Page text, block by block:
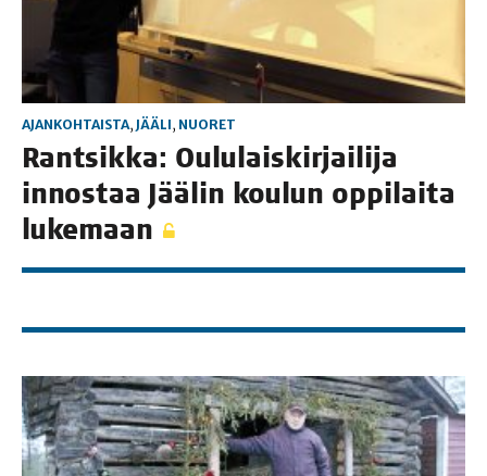
AJANKOHTAISTA, JÄÄLI, NUORET
Rant­sik­ka: Oulu­lais­kir­jai­li­ja
innos­taa Jää­lin kou­lun oppi­lai­ta
lukemaan